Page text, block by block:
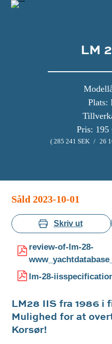
LM
Plats:
Pris:
( 285 241 SEK / 26
Såld 2023-10-01
Skriv ut
review-of-lm-28-
lm-28-
LM28 IIS fra 1986 i
Mulighed for at
Korsør!